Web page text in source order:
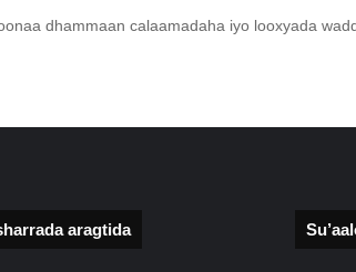
dhammaan calaamadaha iyo looxyada
aragtida